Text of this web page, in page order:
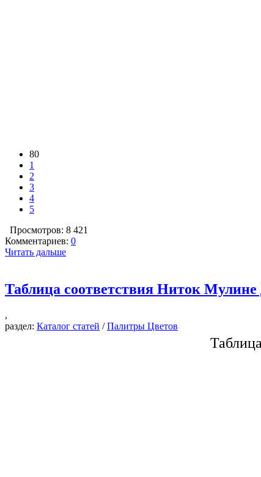
80
1
2
3
4
5
Просмотров: 8 421
Комментариев: 0
Читать дальше
Таблица соответствия Ниток
,
раздел: Каталог статей /Палитры Цветов